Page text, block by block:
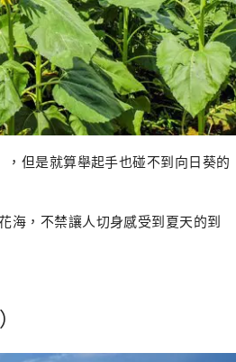
但是就算舉起手也碰不到向日葵的
海，不禁讓人切身感受到夏天的到